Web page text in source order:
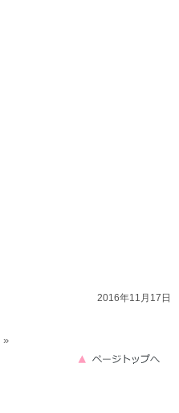
2016年11月17日
»